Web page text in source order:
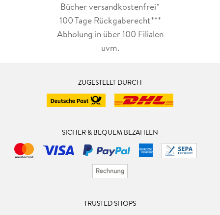
Bücher versandkostenfrei*
100 Tage Rückgaberecht***
Abholung in über 100 Filialen
uvm.
ZUGESTELLT DURCH
SICHER & BEQUEM BEZAHLEN
TRUSTED SHOPS